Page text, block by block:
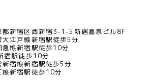
都新宿区西新宿3-1-5新宿嘉泉ビル8F
大江戸線新宿駅徒歩5分
急線新宿駅徒歩10分
宿駅徒歩10分
新宿線新宿駅徒歩5分
線新宿駅徒歩10分